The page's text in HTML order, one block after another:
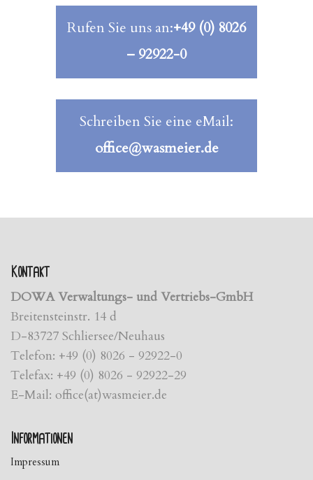
Rufen Sie uns an:+49 (0) 8026
– 92922-0
Schreiben Sie eine eMail:
office@wasmeier.de
Kontakt
DOWA Verwaltungs- und Vertriebs-GmbH
Breitensteinstr. 14 d
D-83727 Schliersee/Neuhaus
Telefon: +49 (0) 8026 - 92922-0
Telefax: +49 (0) 8026 - 92922-29
E-Mail: office(at)wasmeier.de
Informationen
Impressum